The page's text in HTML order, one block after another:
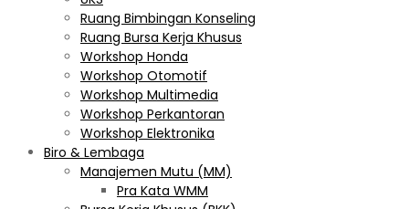
Ruang Bimbingan Konseling
Ruang Bursa Kerja Khusus
Workshop Honda
Workshop Otomotif
Workshop Multimedia
Workshop Perkantoran
Workshop Elektronika
Biro & Lembaga
Manajemen Mutu (MM)
Pra Kata WMM